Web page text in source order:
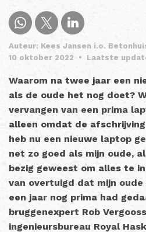
Auteur: Kees Jansen i.o.
10 oktober 2022
• Laatste
Waarom na twee jaar een
als de oude het nog doet?
vervangen van een prima
alleen omdat de
heb nu een nieuwe laptop
net zo goed als mijn oude,
bezig geweest om alles te
van overtuigd dat mijn
een jaar nog prima had
bruggenexpert Rob
ingenieursbureau Royal